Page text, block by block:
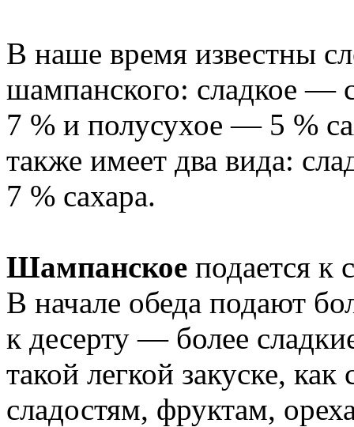
В наше время известны
шампанского: сладкое —
7 % и полусухое — 5 %
также имеет два вида:
7 % сахара.
Шампанское подается к
В начале обеда подают
к десерту — более
такой легкой закуске,
сладостям, фруктам,